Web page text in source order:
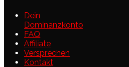
Dein
Dominanzkonto
FAQ
Affiliate
Versprechen
Kontakt